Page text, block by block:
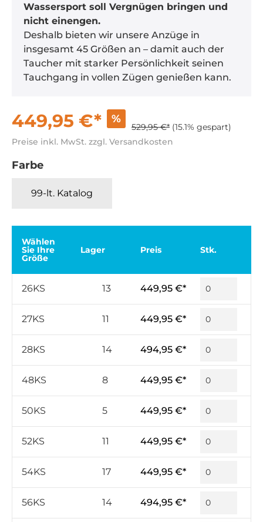
Wassersport soll Vergnügen bringen und
nicht einengen.
Deshalb bieten wir unsere Anzüge in
insgesamt 45 Größen an – damit auch der
Taucher mit starker Persönlichkeit seinen
Tauchgang in vollen Zügen genießen kann.
449,95 €* %
529,95 €* (15.1% gespart)
Preise inkl. MwSt. zzgl. Versandkosten
Farbe
99-lt. Katalog
Wählen
Sie Ihre
Größe
Lager Preis Stk.
26KS 13 449,95 €*
27KS 11 449,95 €*
28KS 14 494,95 €*
48KS 8 449,95 €*
50KS 5 449,95 €*
52KS 11 449,95 €*
54KS 17 449,95 €*
56KS 14 494,95 €*